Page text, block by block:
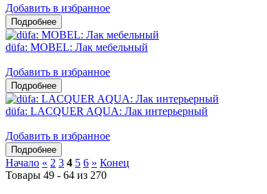
Добавить в избранное
düfa: MOBEL: Лак мебельный
Добавить в избранное
düfa: LACQUER AQUA: Лак интерьерный
Добавить в избранное
Начало « 2 3 4 5 6 » Конец
Товары 49 - 64 из 270